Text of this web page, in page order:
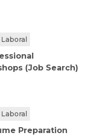
(Job Search)
Preparation